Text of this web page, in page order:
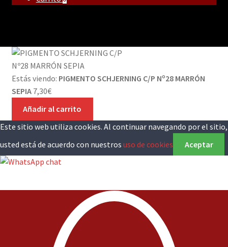
Estás viendo: PIGMENTO SCHJERNING C/P Nº28 MARRÓN
SEPIA 7,30€
Añadir al carrito
Este sitio web utiliza cookies. Al continuar navegando por el sitio,
usted está de acuerdo con nuestros uso de cookies Aceptar